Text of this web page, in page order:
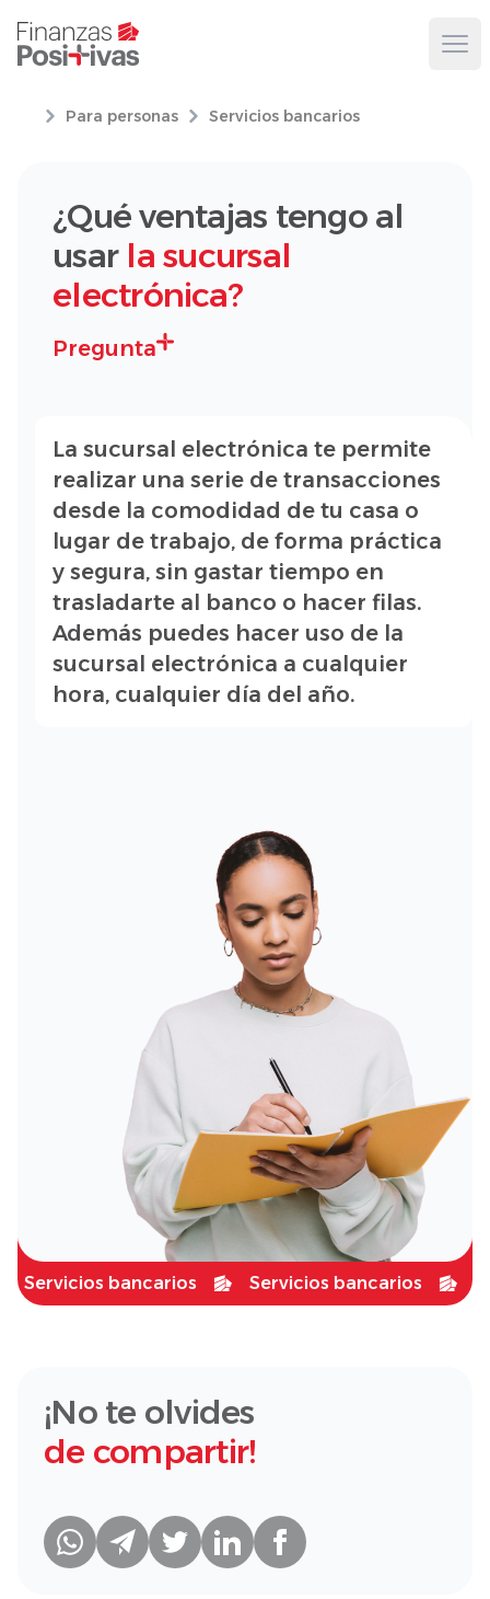
Para personas Servicios bancarios
¿Qué ventajas tengo al
usar la sucursal
electrónica?
Pregunta
La sucursal electrónica te permite
realizar una serie de transacciones
desde la comodidad de tu casa o
lugar de trabajo, de forma práctica
y segura, sin gastar tiempo en
trasladarte al banco o hacer filas.
Además puedes hacer uso de la
sucursal electrónica a cualquier
hora, cualquier día del año.
bancarios Servicios bancarios
¡No te olvides
de compartir!